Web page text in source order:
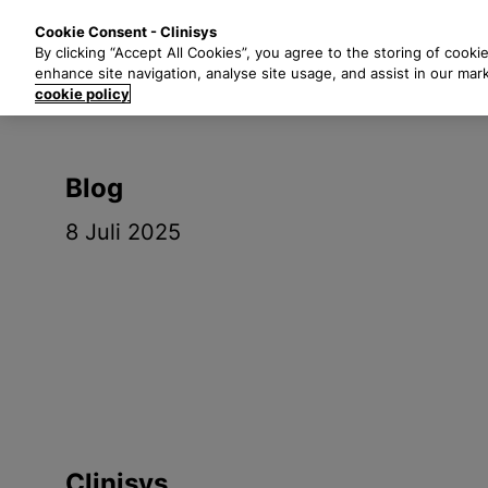
a
Blog
8 Juli 2025
Cookie Consent - Clinisys
By clicking “Accept All Cookies”, you agree to the storing of
enhance site navigation, analyse site usage, and assist in our
cookie policy